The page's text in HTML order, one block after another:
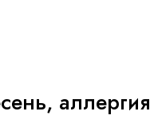
аллергия